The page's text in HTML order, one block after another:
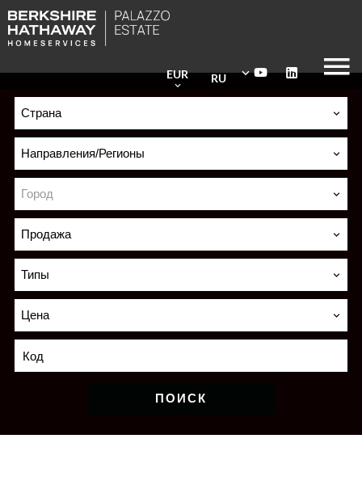
RU
EUR
Страна
Направления/Регионы
Город
Продажа
Типы
Цена
ПОИСК